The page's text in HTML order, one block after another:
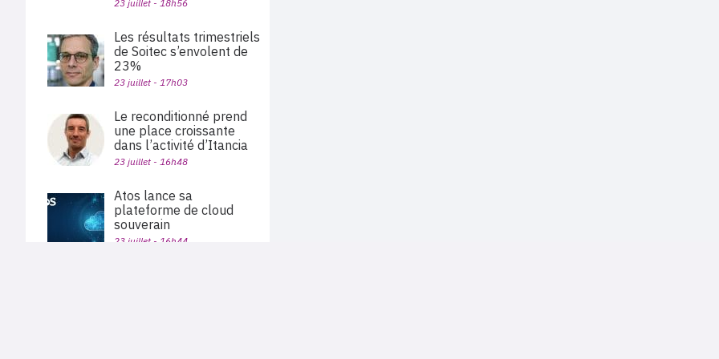
23 juillet - 18h56
Les résultats trimestriels
de Soitec s’envolent de
23%
23 juillet - 17h03
Le reconditionné prend
une place croissante
dans l’activité d’Itancia
23 juillet - 16h48
Atos lance sa
plateforme de cloud
souverain
23 juillet - 16h44